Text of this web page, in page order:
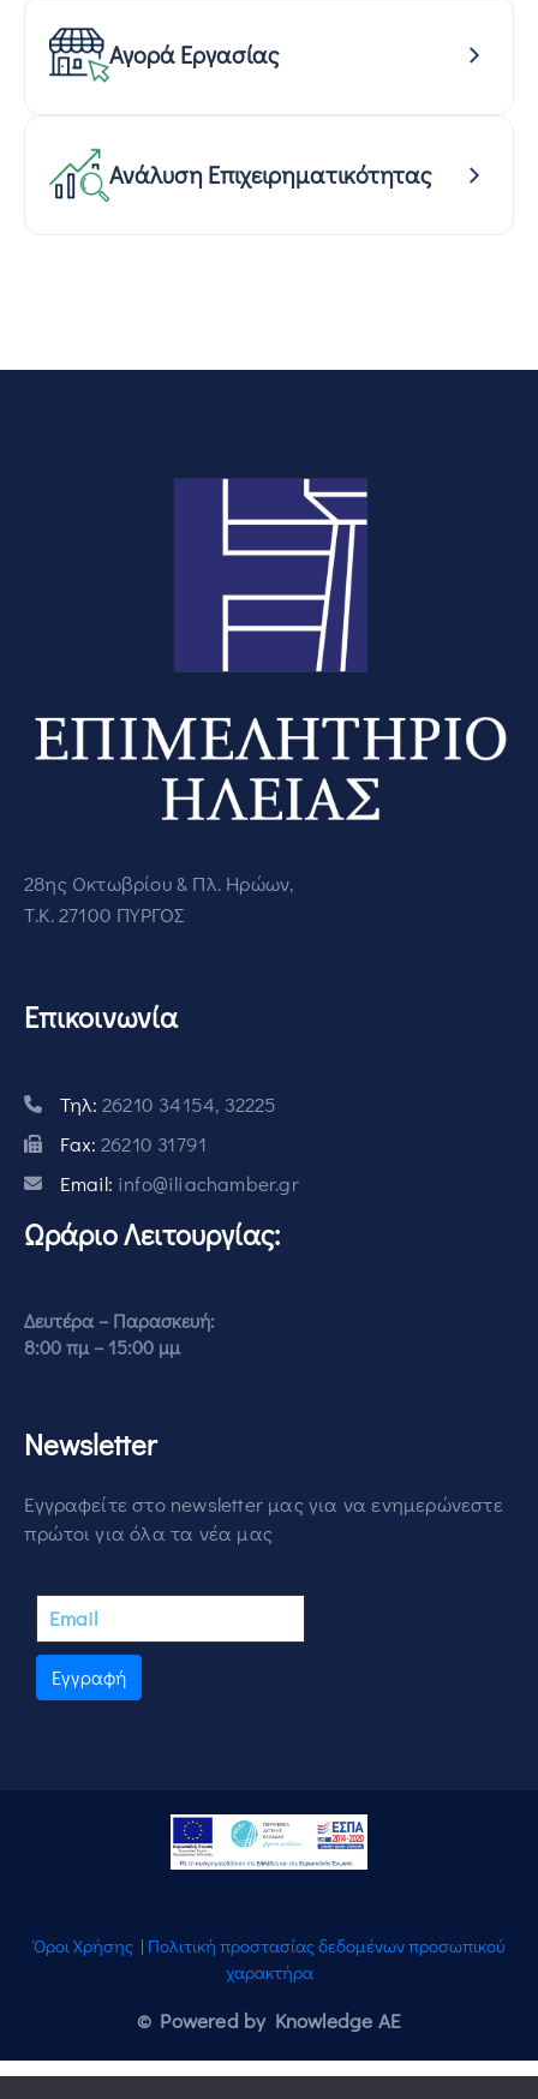
Αγορά Εργασίας
Ανάλυση Επιχειρηματικότητας
28ης Οκτωβρίου & Πλ. Ηρώων,
Τ.Κ. 27100 ΠΥΡΓΟΣ
Επικοινωνία
Τηλ: 26210 34154, 32225
Fax: 26210 31791
Email: info@iliachamber.gr
Ωράριο Λειτουργίας:
Δευτέρα – Παρασκευή:
8:00 πμ – 15:00 μμ
Newsletter
Εγγραφείτε στο newsletter μας για να ενημερώνεστε
πρώτοι για όλα τα νέα μας
Εγγραφή
Όροι Χρήσης | Πολιτική προστασίας δεδομένων προσωπικού
χαρακτήρα
© Powered by Knowledge AE